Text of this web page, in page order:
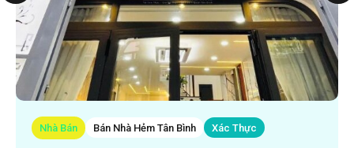
Nhà Bán Bán Nhà Hẻm Tân Bình Xác Thực